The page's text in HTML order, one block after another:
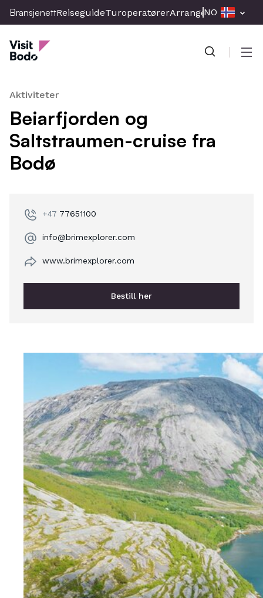
Skip
to
main
content
BransjenettReiseguideTuroperatørerArrangementPresse
NO
Bransjenett
Aktiviteter
Beiarfjorden og
Saltstraumen-cruise fra
Bodø
+47 77651100
info@brimexplorer.com
www.brimexplorer.com
Bestill her